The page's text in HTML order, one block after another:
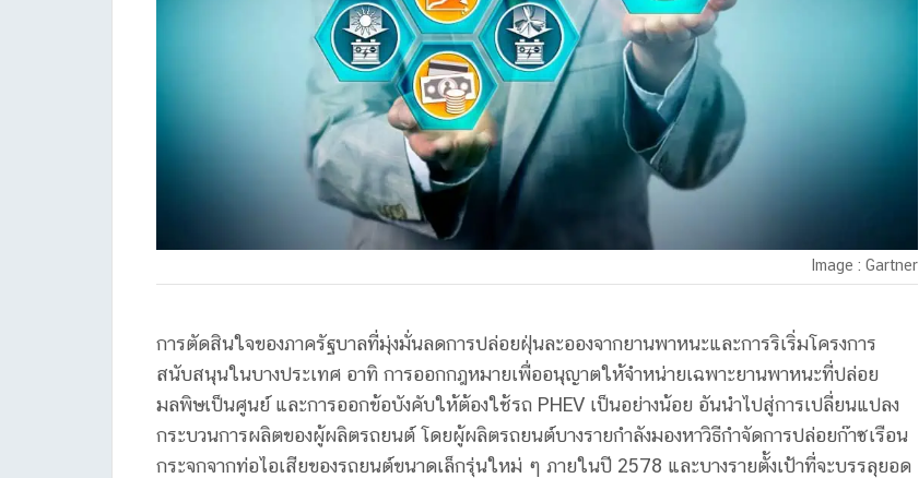
Image : Gartner
การตัดสินใจของภาครัฐบาลที่มุ่งมั่นลดการปล่อยฝุ่นละอองจากยานพาหนะและการริเริ่มโครงการ
สนับสนุนในบางประเทศ อาทิ การออกกฎหมายเพื่ออนุญาตให้จำหน่ายเฉพาะยานพาหนะที่ปล่อย
มลพิษเป็นศูนย์ และการออกข้อบังคับให้ต้องใช้รถ PHEV เป็นอย่างน้อย อันนำไปสู่การเปลี่ยนแปลง
กระบวนการผลิตของผู้ผลิตรถยนต์ โดยผู้ผลิตรถยนต์บางรายกำลังมองหาวิธีกำจัดการปล่อยก๊าซเรือน
กระจกจากท่อไอเสียของรถยนต์ขนาดเล็กรุ่นใหม่ ๆ ภายในปี 2578 และบางรายตั้งเป้าที่จะบรรลุยอด